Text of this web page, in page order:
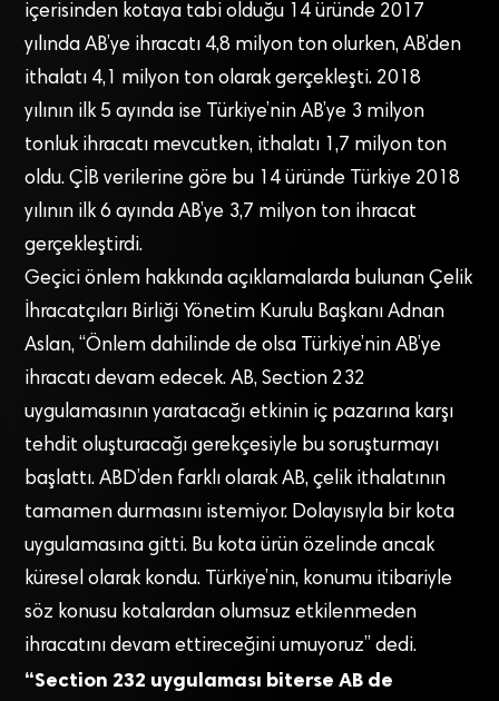
içerisinden kotaya tabi olduğu 14 üründe 2017
yılında AB’ye ihracatı 4,8 milyon ton olurken, AB’den
ithalatı 4,1 milyon ton olarak gerçekleşti. 2018
yılının ilk 5 ayında ise Türkiye’nin AB’ye 3 milyon
tonluk ihracatı mevcutken, ithalatı 1,7 milyon ton
oldu. ÇİB verilerine göre bu 14 üründe Türkiye 2018
yılının ilk 6 ayında AB’ye 3,7 milyon ton ihracat
gerçekleştirdi.
Geçici önlem hakkında açıklamalarda bulunan Çelik
İhracatçıları Birliği Yönetim Kurulu Başkanı Adnan
Aslan, “Önlem dahilinde de olsa Türkiye’nin AB’ye
ihracatı devam edecek. AB, Section 232
uygulamasının yaratacağı etkinin iç pazarına karşı
tehdit oluşturacağı gerekçesiyle bu soruşturmayı
başlattı. ABD’den farklı olarak AB, çelik ithalatının
tamamen durmasını istemiyor. Dolayısıyla bir kota
uygulamasına gitti. Bu kota ürün özelinde ancak
küresel olarak kondu. Türkiye’nin, konumu itibariyle
söz konusu kotalardan olumsuz etkilenmeden
ihracatını devam ettireceğini umuyoruz” dedi.
“Section 232 uygulaması biterse AB de